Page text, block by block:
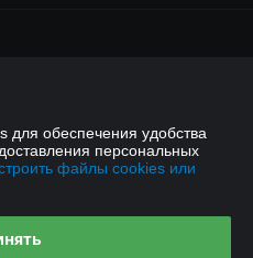
Леонидович
обеспечения удобства
персональных
файлы cookies или